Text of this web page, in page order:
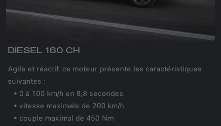
DIESEL 160 CH
Agile et réactif, ce moteur présente les caractéristiques
suivantes :
• 0 à 100 km/h en 8,8 secondes
• vitesse maximale de 200 km/h
• couple maximal de 450 Nm